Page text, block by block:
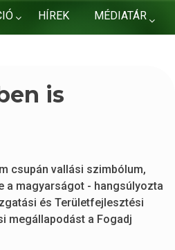
HÍREK MÉDIATÁR
is
csupán vallási szimbólum,
a magyarságot - hangsúlyozta
és Területfejlesztési
megállapodást a Fogadj